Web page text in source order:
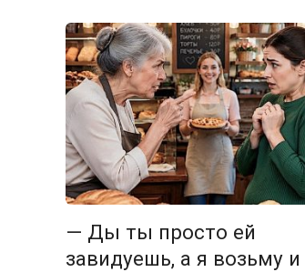
— Ды ты просто ей
завидуешь, а я возьму и